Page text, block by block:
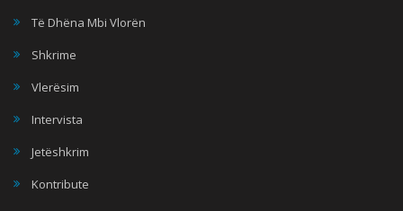
Të Dhëna Mbi Vlorën
Shkrime
Vlerësim
Intervista
Jetëshkrim
Kontribute